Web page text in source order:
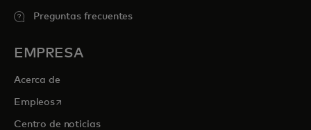
Preguntas frecuentes
EMPRESA
Acerca de
Empleosse abre en una pestaña nueva
Centro de noticias